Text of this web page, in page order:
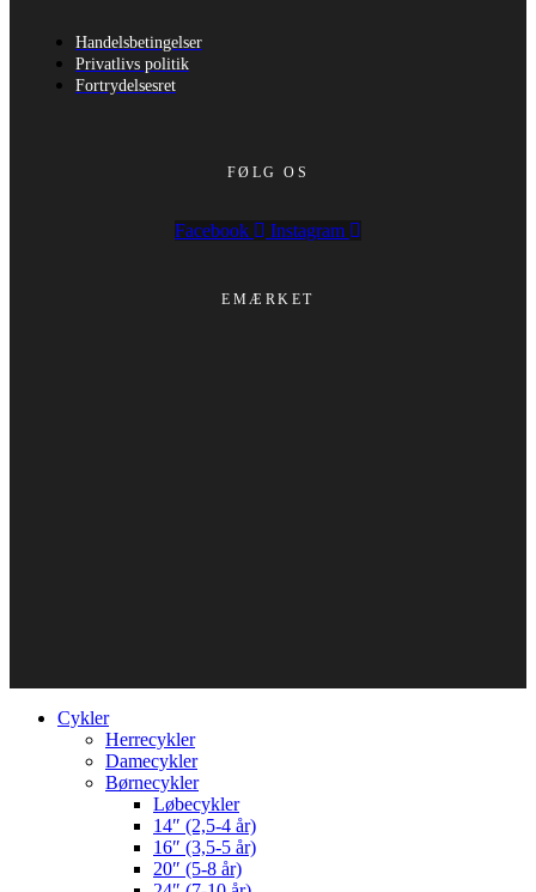
Handelsbetingelser
Privatlivs politik
Fortrydelsesret
FØLG OS
Facebook Instagram
EMÆRKET
Cykler
Herrecykler
Damecykler
Børnecykler
Løbecykler
14″ (2,5-4 år)
16″ (3,5-5 år)
20″ (5-8 år)